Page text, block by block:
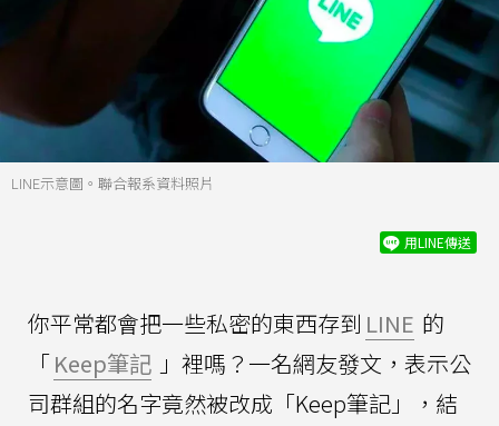
LINE示意圖。聯合報系資料照片
用LINE傳送
你平常都會把一些私密的東西存到 LINE 的
「Keep筆記 」裡嗎？一名網友發文，表示公
司群組的名字竟然被改成「Keep筆記」，結